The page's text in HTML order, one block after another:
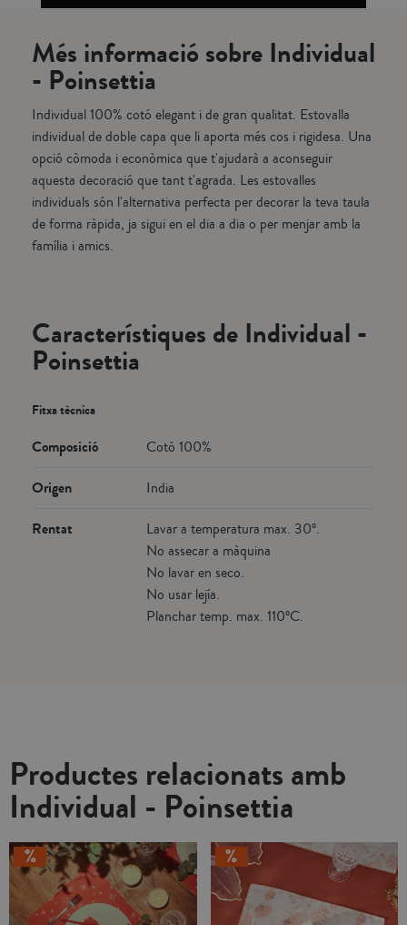
Més informació sobre Individual
- Poinsettia
Individual 100% cotó elegant i de gran qualitat. Estovalla
individual de doble capa que li aporta més cos i rigidesa. Una
opció còmoda i econòmica que t'ajudarà a aconseguir
aquesta decoració que tant t'agrada. Les estovalles
individuals són l'alternativa perfecta per decorar la teva taula
de forma ràpida, ja sigui en el dia a dia o per menjar amb la
família i amics.
Característiques de Individual -
Poinsettia
Fitxa tècnica
Composició Cotó 100%
Origen India
Rentat
Lavar a temperatura max. 30º.
No assecar a màquina
No lavar en seco.
No usar lejía.
Planchar temp. max. 110ºC.
Productes relacionats amb
Individual - Poinsettia